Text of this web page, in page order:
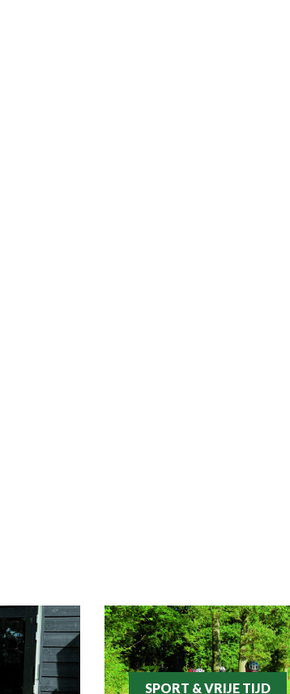
SPORT & VRIJE TIJD